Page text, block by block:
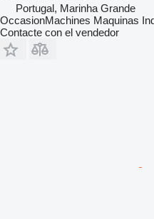
Portugal, Marinha Grande
OccasionMachines Maquinas
Contacte con el vendedor